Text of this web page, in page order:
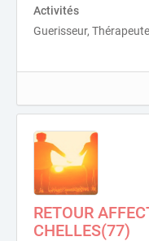
Activités
Guerisseur,
RETOUR
CHELLES(77)